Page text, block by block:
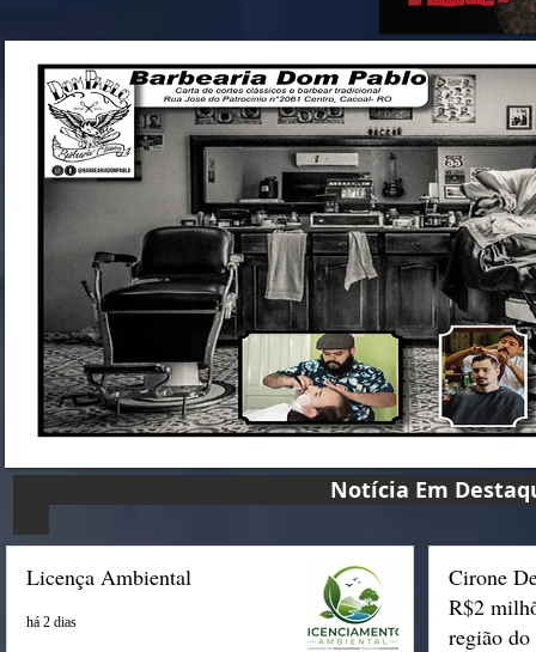
Notícia Em
Licença Ambiental
há 2 dias
Cirone
R$2
região do